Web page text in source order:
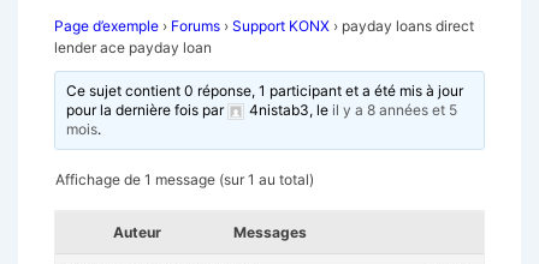
Page d’exemple › Forums › Support KONX › payday loans direct
lender ace payday loan
Ce sujet contient 0 réponse, 1 participant et a été mis à jour
pour la dernière fois par
4nistab3, leil y a 8 années et 5
mois.
Affichage de 1 message (sur 1 au total)
Auteur Messages